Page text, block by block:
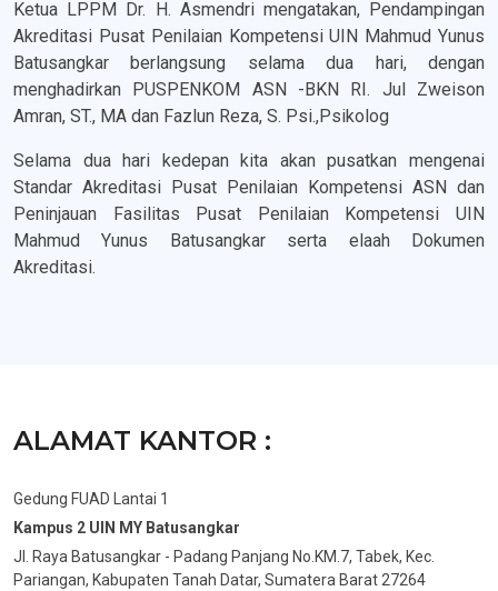
Ketua LPPM Dr. H. Asmendri mengatakan, Pendampingan
Akreditasi Pusat Penilaian Kompetensi UIN Mahmud Yunus
Batusangkar berlangsung selama dua hari, dengan
menghadirkan PUSPENKOM ASN -BKN RI. Jul Zweison
Amran, ST., MA dan Fazlun Reza, S. Psi.,Psikolog
Selama dua hari kedepan kita akan pusatkan mengenai
Standar Akreditasi Pusat Penilaian Kompetensi ASN dan
Peninjauan Fasilitas Pusat Penilaian Kompetensi UIN
Mahmud Yunus Batusangkar serta elaah Dokumen
Akreditasi.
ALAMAT KANTOR :
Gedung FUAD Lantai 1
Kampus 2 UIN MY Batusangkar
Jl. Raya Batusangkar - Padang Panjang No.KM.7, Tabek, Kec.
Pariangan, Kabupaten Tanah Datar, Sumatera Barat 27264